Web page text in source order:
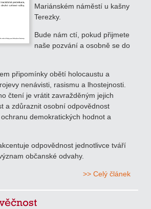
Mariánském náměstí u kašny
Terezky.
Bude nám ctí, pokud přijmete
naše pozvání a osobně se do
připomínky obětí holocaustu a
nenávisti, rasismu a lhostejnosti.
čtení je vrátit zavražděným jejich
a zdůraznit osobní odpovědnost
demokratických hodnot a
odpovědnost jednotlivce tváří
občanské odvahy.
>> Celý článek